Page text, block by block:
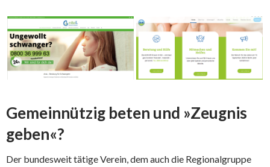
Gemeinnützig beten und »Zeugnis
geben«?
Der bundesweit tätige Verein, dem auch die Regionalgruppe